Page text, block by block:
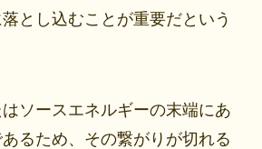
とし込むことが重要だという
ソースエネルギーの末端にあ
るため、その繋がりが切れる